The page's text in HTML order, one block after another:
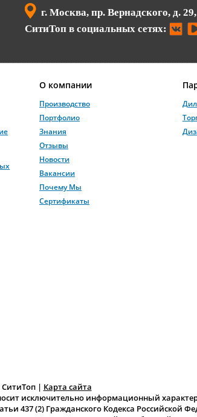
г. Москва, пр. Вернадского, д.
СитиТоп в социальных сетях:
О компании
Производство
Портфолио
Знания
Отзывы
Новости
Вакансии
Почему Мы
Сертификаты
СитиТоп | Карта сайта
исключительно информационный
437 (2) Гражданского Кодекса Российской